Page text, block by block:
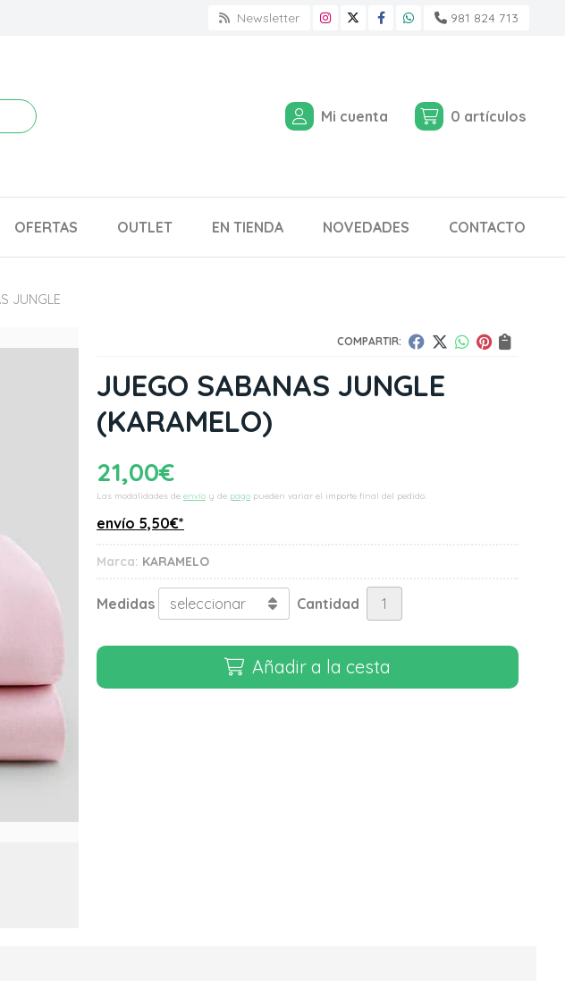
Newsletter 981 824 713
Mi cuenta 0 artículos
OFERTAS OUTLET EN TIENDA NOVEDADES CONTACTO
JUNGLE
COMPARTIR:
JUEGO SABANAS JUNGLE
(KARAMELO)
21,00€
Las modalidades de envío y de pago pueden variar el importe final del pedido.
envío 5,50€*
Marca: KARAMELO
Medidas Cantidad
Añadir a la cesta